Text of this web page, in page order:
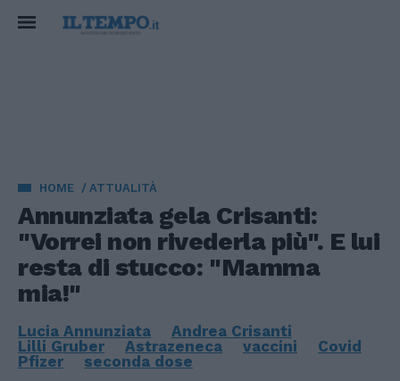
HOME ATTUALITÀ
Annunziata gela Crisanti:
"Vorrei non rivederla più". E lui
resta di stucco: "Mamma
mia!"
Lucia Annunziata
Andrea Crisanti
Lilli Gruber
Astrazeneca vaccini
Covid
Pfizer
seconda dose